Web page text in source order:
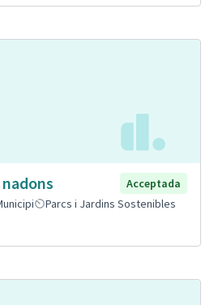
Acceptada
Parcs i Jardins Sostenibles